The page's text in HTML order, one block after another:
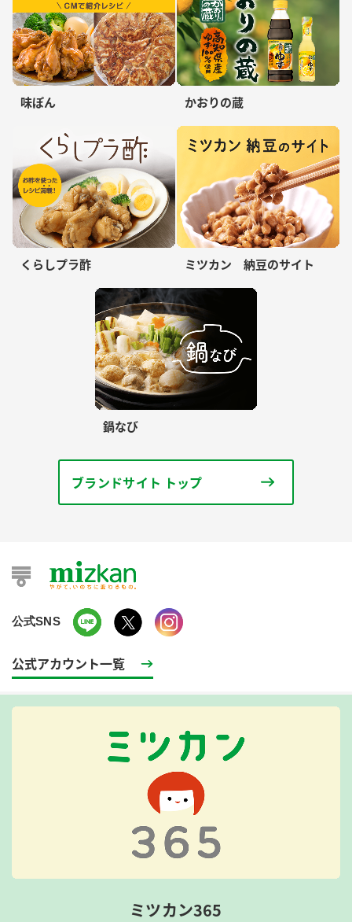
味ぽん かおりの蔵
くらしプラ酢 ミツカン 納豆のサイト
鍋なび
ブランドサイト トップ
公式SNS
公式アカウント一覧
ミツカン365